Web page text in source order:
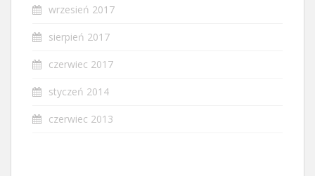
wrzesień 2017
sierpień 2017
czerwiec 2017
styczeń 2014
czerwiec 2013